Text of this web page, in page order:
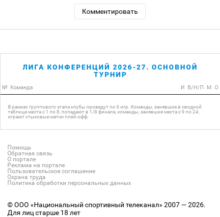
Комментировать
ЛИГА КОНФЕРЕНЦИЙ 2026-27. ОСНОВНОЙ
ТУРНИР
№ Команда И В/Н/П М О
В рамках группового этапа клубы проведут по 6 игр. Команды, занявшие в сводной
таблице места с 1 по 8, попадают в 1/8 финала, команды, занявшие места с 9 по 24,
играют стыковые матчи плей-офф.
Помощь
Обратная связь
О портале
Реклама на портале
Пользовательское соглашение
Охрана труда
Политика обработки персональных данных
© ООО «Национальный спортивный телеканал» 2007 — 2026.
Для лиц старше 18 лет